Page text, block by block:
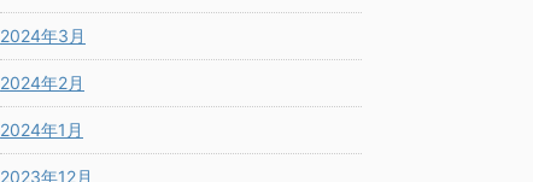
2024年3月
2024年2月
2024年1月
2023年12月